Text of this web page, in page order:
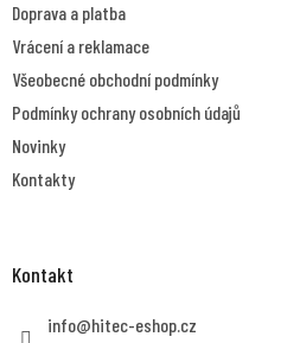
Doprava a platba
Vrácení a reklamace
Všeobecné obchodní podmínky
Podmínky ochrany osobních údajů
Novinky
Kontakty
Kontakt
info@hitec-eshop.cz